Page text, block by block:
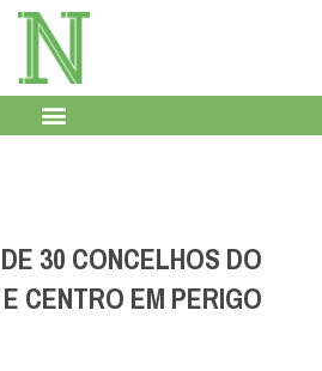
30 CONCELHOS DO
CENTRO EM PERIGO